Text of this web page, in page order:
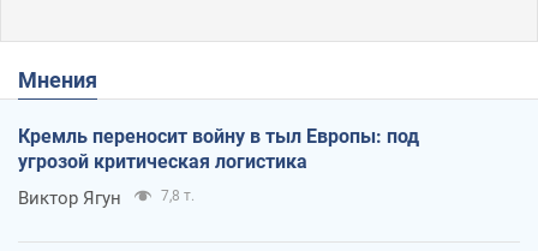
Мнения
Кремль переносит войну в тыл Европы: под
угрозой критическая логистика
Виктор Ягун 7,8 т.